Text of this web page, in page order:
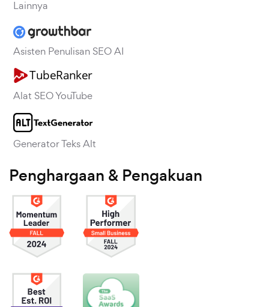
Lainnya
Asisten Penulisan SEO AI
Alat SEO YouTube
Generator Teks Alt
Penghargaan & Pengakuan